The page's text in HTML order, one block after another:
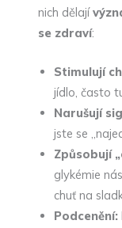
nich dělají
se zdraví:
Stimulují
jídlo, často
Narušují
jste se
Způsobují
glykémie
chuť na
Podcenění: